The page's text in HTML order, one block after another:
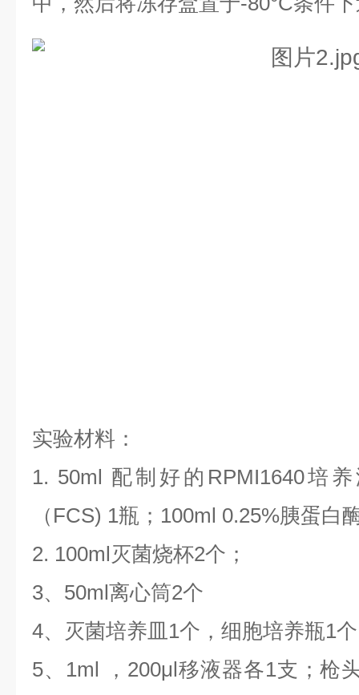
实验材料：
1. 50ml 配制好的RPMI1640培
（FCS) 1瓶；100ml 0.25%胰蛋白
2. 100ml灭菌烧杯2个；
3、50ml离心筒2个
4、灭菌培养皿1个，细胞培养瓶1
5、1ml ，200μl移液器各1支；枪